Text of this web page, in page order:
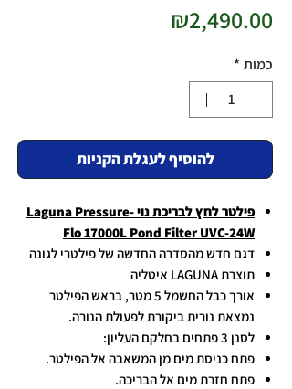
₪2,490.00
כמות *
להוסיף לעגלת הקניות
פילטר לחץ לבריכת נוי Laguna Pressure-
Flo 17000L Pond Filter UVC-24W
דגם חדש מהסדרה החדשה של פילטרי לגונה
תוצרת LAGUNA איטליה
אורך כבל החשמל 5 מטר, בראש הפילטר
נמצאת נורית ביקורת לפעולת הנורה.
לסנן 3 פתחים בחלקם העליון:
פתח כניסת מים מן המשאבה אל הפילטר.
פתח חזרת מים אל הבריכה.